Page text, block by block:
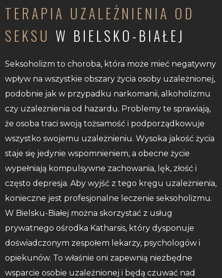
TERAPIA UZALEŻNIENIA OD
SEKSU W BIELSKO-BIAŁEJ
Seksoholizm to choroba, która może mieć negatywny
wpływ na wszystkie obszary życia osoby uzależnionej,
podobnie jak w przypadku narkomanii, alkoholizmu
czy uzależnienia od hazardu. Problemy te sprawiają,
że osoba traci swoją tożsamość i podporządkowuje
wszystko swojemu uzależnieniu. Wysoka jakość życia
staje się jedynie wspomnieniem, a obecne życie
wypełniają kompulsywne zachowania, lęk, złość i
często depresja. Aby wyjść z tego kręgu uzależnienia,
konieczne jest profesjonalne leczenie seksoholizmu.
W Bielsku-Białej można skorzystać z usług
prywatnego ośrodka Katharsis, który dysponuje
doświadczonym zespołem lekarzy, psychologów i
opiekunów. To właśnie oni zapewnią niezbędne
wsparcie osobie uzależnionej i będą czuwać nad